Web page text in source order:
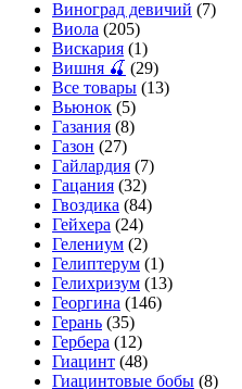
Виноград девичий (7)
Виола (205)
Вискария (1)
Вишня 🍒 (29)
Все товары (13)
Вьюнок (5)
Газания (8)
Газон (27)
Гайлардия (7)
Гацания (32)
Гвоздика (84)
Гейхера (24)
Гелениум (2)
Гелиптерум (1)
Гелихризум (13)
Георгина (146)
Герань (35)
Гербера (12)
Гиацинт (48)
Гиацинтовые бобы (8)